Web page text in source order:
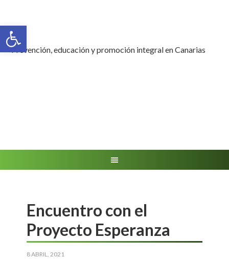
Abrir barra de herramientas
Prevención, educación y promoción integral en Canarias
Encuentro con el
Proyecto Esperanza
8 ABRIL, 2021